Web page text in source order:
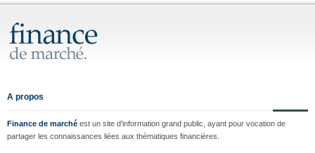
A propos
Finance de marché est un site d'information grand public, ayant pour vocation de
partager les connaissances liées aux thématiques financières.